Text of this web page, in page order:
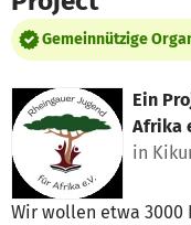
Gemeinnützige
Ein
Afrika
in
Wir wollen etwa 3000